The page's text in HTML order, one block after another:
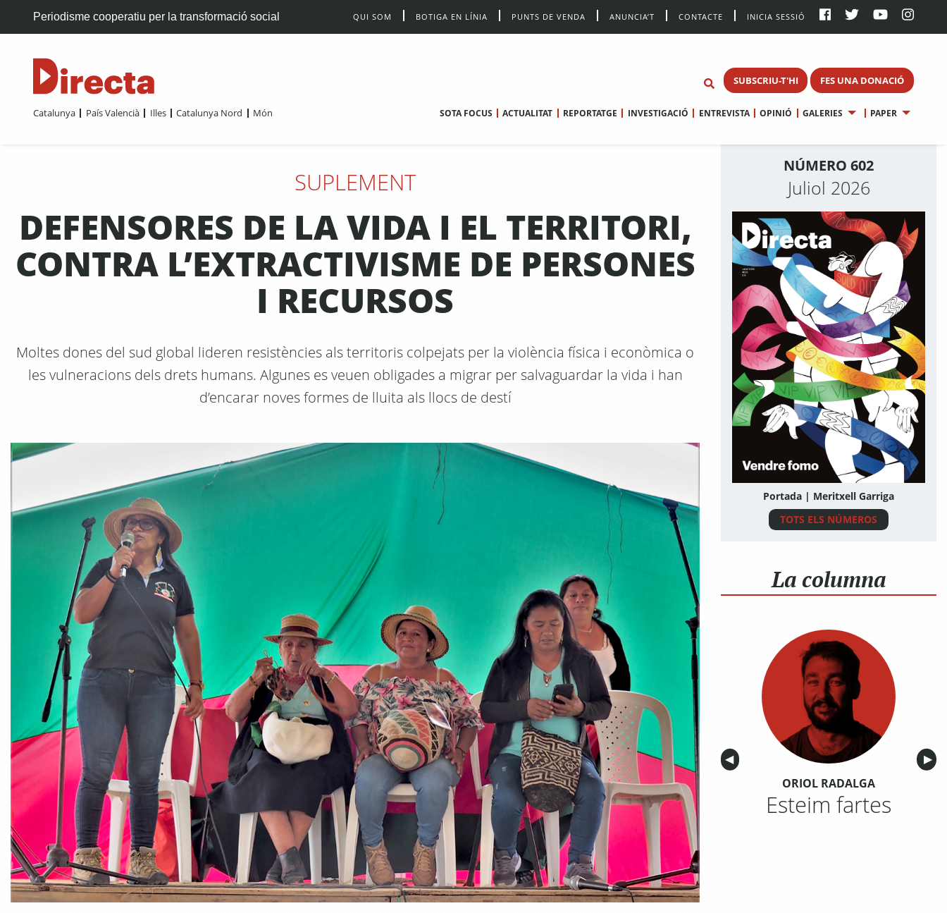
Periodisme cooperatiu per la transformació social QUI SOM BOTIGA EN LÍNIA PUNTS DE VENDA ANUNCIA’T CONTACTE INICIA SESSIÓ
SUBSCRIU-T'HI FES UNA DONACIÓ
Catalunya País Valencià Illes Catalunya Nord Món SOTA FOCUS ACTUALITAT REPORTATGE INVESTIGACIÓ ENTREVISTA OPINIÓ GALERIES PAPER
SUPLEMENT
DEFENSORES DE LA VIDA I EL TERRITORI,
CONTRA L’EXTRACTIVISME DE PERSONES
I RECURSOS
Moltes dones del sud global lideren resistències als territoris colpejats per la violència física i econòmica o
les vulneracions dels drets humans. Algunes es veuen obligades a migrar per salvaguardar la vida i han
d’encarar noves formes de lluita als llocs de destí
NÚMERO 602
Juliol 2026
Portada | Meritxell Garriga
TOTS ELS NÚMEROS
La columna
Anterior
◀︎ ▶︎
ORIOL RADALGA
Esteim fartes